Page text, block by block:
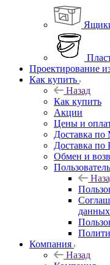
Проектирование
Как купить
Назад
Как купить
Акции
Цены и
Доставка по
Доставка по
Обмен и
данных
Компания
Назад